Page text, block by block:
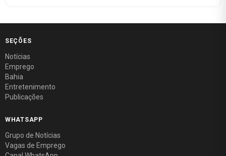
SEÇÕES
Notícias
Emprego
Bahia
Entretenimento
Publicações
WHATSAPP
Grupo de Notícias
Vagas de Emprego